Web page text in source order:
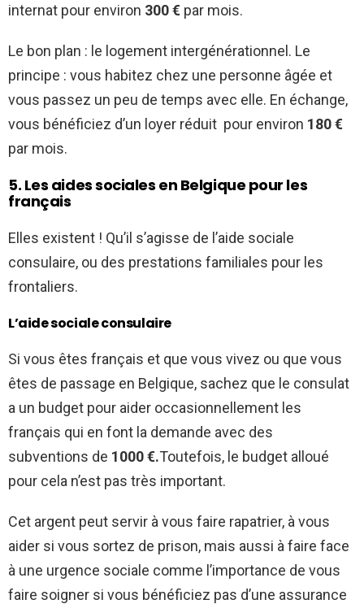
internat pour environ 300 € par mois.
Le bon plan : le logement intergénérationnel. Le
principe : vous habitez chez une personne âgée et
vous passez un peu de temps avec elle. En échange,
vous bénéficiez d’un loyer réduit pour environ 180 €
par mois.
5. Les aides sociales en Belgique pour les
français
Elles existent ! Qu’il s’agisse de l’aide sociale
consulaire, ou des prestations familiales pour les
frontaliers.
L’aide sociale consulaire
Si vous êtes français et que vous vivez ou que vous
êtes de passage en Belgique, sachez que le consulat
a un budget pour aider occasionnellement les
français qui en font la demande avec des
subventions de 1000 €.Toutefois, le budget alloué
pour cela n’est pas très important.
Cet argent peut servir à vous faire rapatrier, à vous
aider si vous sortez de prison, mais aussi à faire face
à une urgence sociale comme l’importance de vous
faire soigner si vous bénéficiez pas d’une assurance